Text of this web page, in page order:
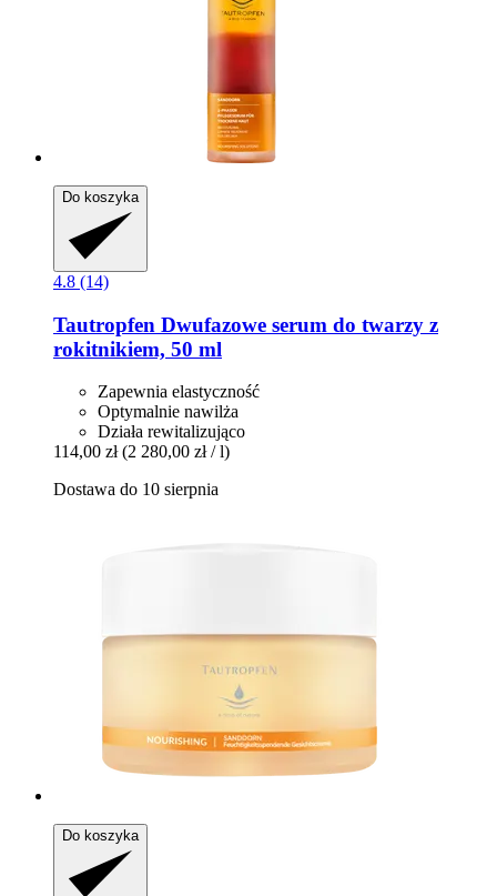
Do koszyka
4.8 (14)
Tautropfen Dwufazowe serum do twarzy z
rokitnikiem, 50 ml
Zapewnia elastyczność
Optymalnie nawilża
Działa rewitalizująco
114,00 zł (2 280,00 zł / l)
Dostawa do 10 sierpnia
Do koszyka